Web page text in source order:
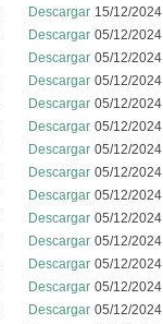
Descargar 15/12/2024
Descargar 05/12/2024
Descargar 05/12/2024
Descargar 05/12/2024
Descargar 05/12/2024
Descargar 05/12/2024
Descargar 05/12/2024
Descargar 05/12/2024
Descargar 05/12/2024
Descargar 05/12/2024
Descargar 05/12/2024
Descargar 05/12/2024
Descargar 05/12/2024
Descargar 05/12/2024